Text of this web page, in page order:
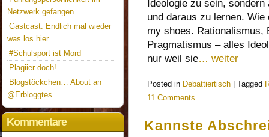
Ideologie zu sein,
und daraus zu lernen.
my shoes.
Pragmatismus – alles
nur weil sie… weiter
Posted in Debattiertisch Tagged
11 Comments
Kannste
Netzwerk gefangen
Gastcast: Endlich mal wieder
was los hier.
#Schulsport ist Mord
Plagiier doch!
Blogstöckchen… About an
@Erbloggtes
Kommentare